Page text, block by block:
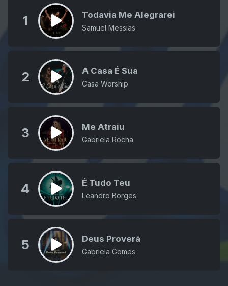
1 Todavia Me Alegrarei
Samuel Messias
2 A Casa É Sua
Casa Worship
3 Me Atraiu
Gabriela Rocha
4 É Tudo Teu
Leandro Borges
5 Deus Proverá
Gabriela Gomes